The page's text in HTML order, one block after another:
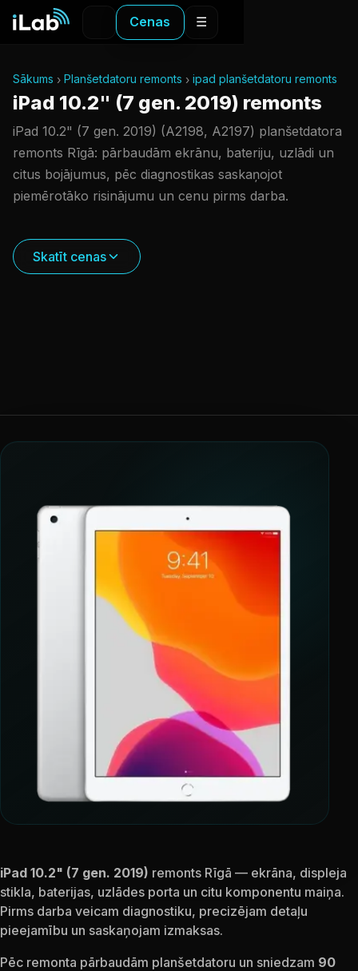
Cenas ☰
Sākums Planšetdatoru remonts ipad planšetdatoru remonts
iPad 10.2" (7 gen. 2019) remonts
iPad 10.2" (7 gen. 2019) (A2198, A2197) planšetdatora
remonts Rīgā: pārbaudām ekrānu, bateriju, uzlādi un
citus bojājumus, pēc diagnostikas saskaņojot
piemērotāko risinājumu un cenu pirms darba.
Skatīt cenas
iPad 10.2" (7 gen. 2019) remonts Rīgā — ekrāna, displeja
stikla, baterijas, uzlādes porta un citu komponentu maiņa.
Pirms darba veicam diagnostiku, precizējam detaļu
pieejamību un saskaņojam izmaksas.
Pēc remonta pārbaudām planšetdatoru un sniedzam 90